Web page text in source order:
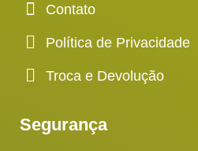
Contato
Política de Privacidade
Troca e Devolução
Segurança